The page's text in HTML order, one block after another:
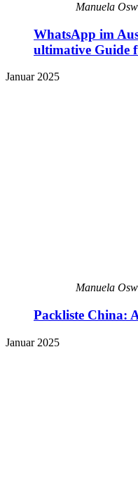
Manuela
WhatsApp im
ultimative Guide
Januar 2025
Manuela
Packliste China:
Januar 2025